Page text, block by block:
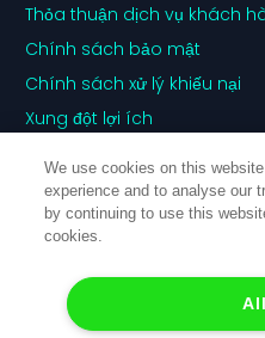
Thỏa thuận dịch vụ khách
Chính sách bảo mật
Chính sách xử lý khiếu nại
Xung đột lợi ích
Tiết lộ rủi ro
Chính sách cookie
We use cookies on this
experience and to analyse our
by continuing to use this
cookies.